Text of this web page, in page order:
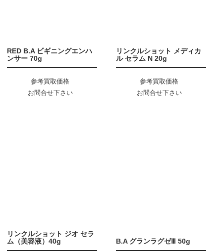
RED B.A ビギニングエンハ
ンサー 70g
参考買取価格
お問合せ下さい
リンクルショット メディカ
ル セラム N 20g
参考買取価格
お問合せ下さい
リンクルショット ジオ セラ
ム（美容液）40g
B.A グランラグゼⅢ 50g